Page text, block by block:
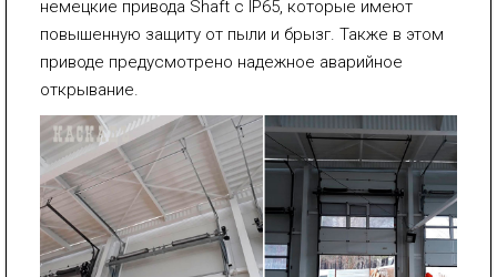
немецкие привода Shaft с IP65, которые имеют
повышенную защиту от пыли и брызг. Также в этом
приводе предусмотрено надежное аварийное
открывание.